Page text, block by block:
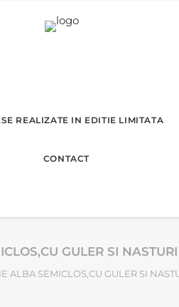
REALIZATE IN EDITIE LIMITATA
CONTACT
GULER SI
ALBA SEMICLOS,CU GULER SI